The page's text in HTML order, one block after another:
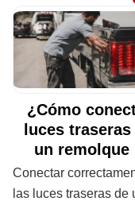
¿Cómo
luces traseras
un remolque
Conectar
las luces traseras de